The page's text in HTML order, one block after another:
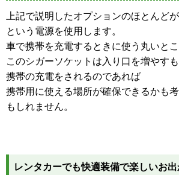
上記で説明したオプションのほとんど
という電源を使用します。
車で携帯を充電するときに使う丸いとこ
このシガーソケットは入り口を増やすも
携帯の充電をされるのであれば
携帯用に使える場所が確保できるかも
もしれません。
レンタカーでも快適装備で楽しいお